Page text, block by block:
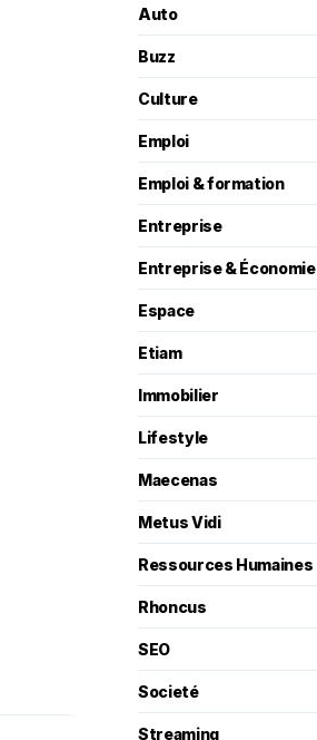
Auto
Buzz
Culture
Emploi
Emploi & formation
Entreprise
Entreprise & Économie
Espace
Etiam
Immobilier
Lifestyle
Maecenas
Metus Vidi
Ressources Humaines
Rhoncus
SEO
Societé
Streaming